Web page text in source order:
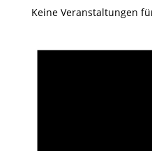
Keine Veranstaltungen